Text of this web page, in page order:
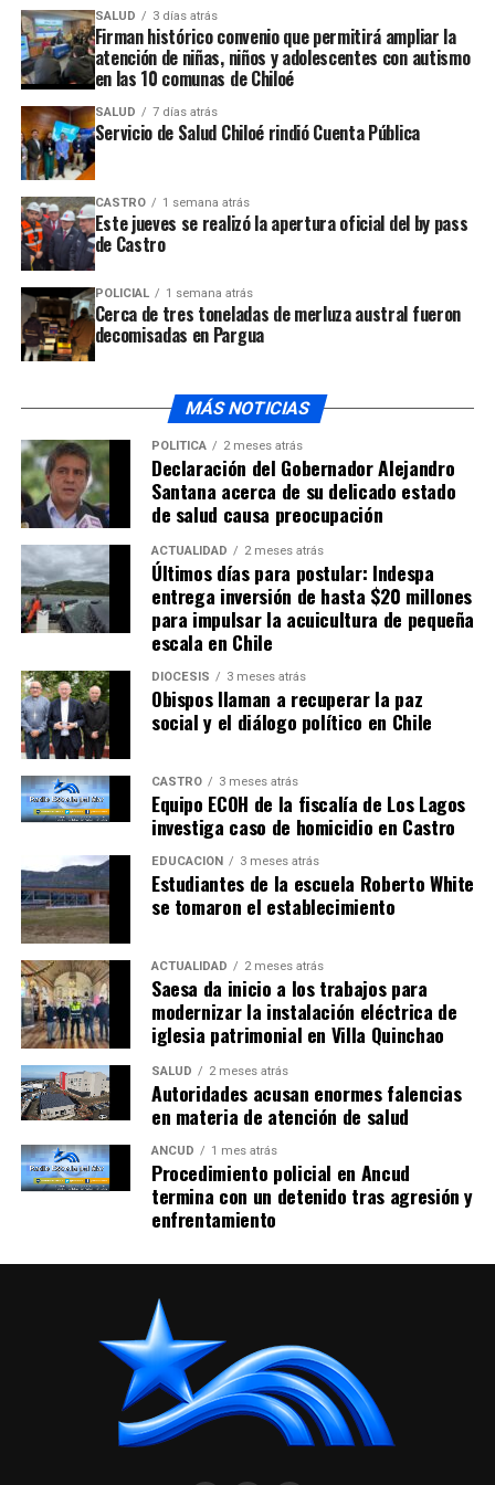
ARTÍCULOS RELACIONADOS:
UP NEXT
Presidenta de la República señala la situación actual de
los incendios forestales
NO TE PIERDAS
Autoridades y servicios de emergencia se coordinan
para enfrentar posibles incendios forestales
SALUD 3 días atrás
Firman histórico convenio que permitirá ampliar la
atención de niñas, niños y adolescentes con autismo
en las 10 comunas de Chiloé
SALUD 7 días atrás
Servicio de Salud Chiloé rindió Cuenta Pública
CASTRO 1 semana atrás
Este jueves se realizó la apertura oficial del by pass
de Castro
POLICIAL 1 semana atrás
Cerca de tres toneladas de merluza austral fueron
decomisadas en Pargua
MÁS NOTICIAS
POLÍTICA 2 meses atrás
Declaración del Gobernador Alejandro
Santana acerca de su delicado estado
de salud causa preocupación
ACTUALIDAD 2 meses atrás
Últimos días para postular: Indespa
entrega inversión de hasta $20 millones
para impulsar la acuicultura de pequeña
escala en Chile
DIÓCESIS 3 meses atrás
Obispos llaman a recuperar la paz
social y el diálogo político en Chile
CASTRO 3 meses atrás
Equipo ECOH de la fiscalía de Los Lagos
investiga caso de homicidio en Castro
EDUCACIÓN 3 meses atrás
Estudiantes de la escuela Roberto White
se tomaron el establecimiento
ACTUALIDAD 2 meses atrás
Saesa da inicio a los trabajos para
modernizar la instalación eléctrica de
iglesia patrimonial en Villa Quinchao
SALUD 2 meses atrás
Autoridades acusan enormes falencias
en materia de atención de salud
ANCUD 1 mes atrás
Procedimiento policial en Ancud
termina con un detenido tras agresión y
enfrentamiento